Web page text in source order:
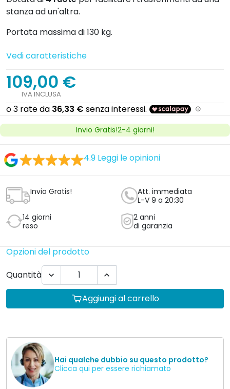
stanza ad un'altra.
Portata massima di 130 kg.
Vedi caratteristiche
109,00 €
IVA INCLUSA
Invio Gratis!2-4 giorni!
4.9 Leggi le opinioni
Invio Gratis!
Att. immediata
L-V 9 a 20:30
14 giorni
reso
2 anni
di garanzia
Opzioni del prodotto
Quantità
 
Aggiungi al carrello
Hai qualche dubbio su questo prodotto?
Clicca qui per essere richiamato